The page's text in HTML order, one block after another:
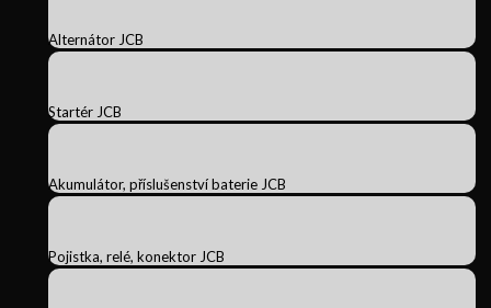
Alternátor JCB
Startér JCB
Akumulátor, příslušenství baterie JCB
Pojistka, relé, konektor JCB